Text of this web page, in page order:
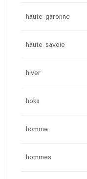
haute garonne
haute savoie
hiver
hoka
homme
hommes